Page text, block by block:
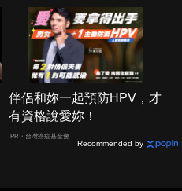
伴侶和妳一起預防HPV，才
有資格說愛妳！
PR・台灣癌症基金會
Recommended by